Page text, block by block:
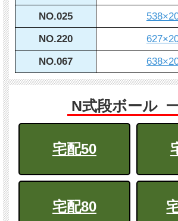
NO.025
NO.220
NO.067
N式段ボール
宅配50
宅配80